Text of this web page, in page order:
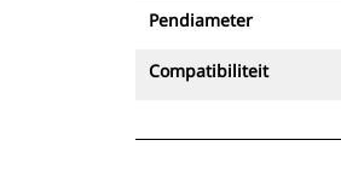
Pendiameter
Compatibiliteit